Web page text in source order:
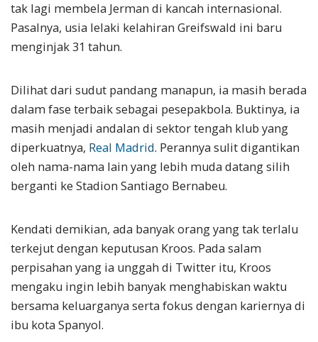
tak lagi membela Jerman di kancah internasional.
Pasalnya, usia lelaki kelahiran Greifswald ini baru
menginjak 31 tahun.
Dilihat dari sudut pandang manapun, ia masih berada
dalam fase terbaik sebagai pesepakbola. Buktinya, ia
masih menjadi andalan di sektor tengah klub yang
diperkuatnya, Real Madrid. Perannya sulit digantikan
oleh nama-nama lain yang lebih muda datang silih
berganti ke Stadion Santiago Bernabeu.
Kendati demikian, ada banyak orang yang tak terlalu
terkejut dengan keputusan Kroos. Pada salam
perpisahan yang ia unggah di Twitter itu, Kroos
mengaku ingin lebih banyak menghabiskan waktu
bersama keluarganya serta fokus dengan kariernya di
ibu kota Spanyol.